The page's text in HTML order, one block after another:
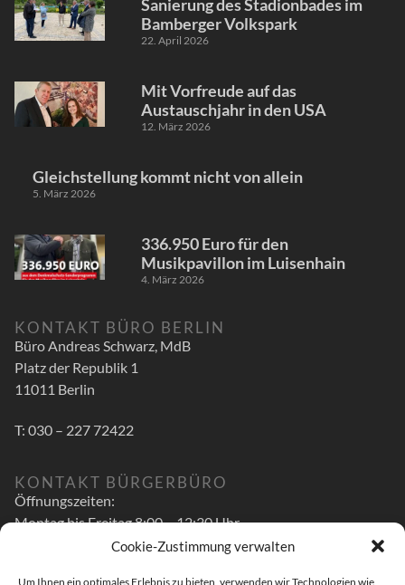
Cookie-Zustimmung verwalten
Um Ihnen ein optimales Erlebnis zu bieten, verwenden wir Technologien wie
Sanierung des Stadionbades im
Bamberger Volkspark
22. April 2026
Mit Vorfreude auf das
Austauschjahr in den USA
12. März 2026
Gleichstellung kommt nicht von allein
5. März 2026
336.950 Euro für den
Musikpavillon im Luisenhain
4. März 2026
KONTAKT BÜRO BERLIN
Büro Andreas Schwarz, MdB
Platz der Republik 1
11011 Berlin
T: 030 – 227 72422
KONTAKT BÜRGERBÜRO
Öffnungszeiten:
Montag bis Freitag 8:00 – 12:30 Uhr